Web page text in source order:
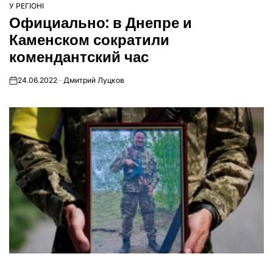
ОПУБЛІКУВАТИ
У
У РЕГІОНІ
Официально: в Днепре и
Каменском сократили
комендантский час
on24.06.2022 Дмитрий Луцков